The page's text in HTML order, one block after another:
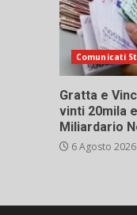
Comunicati
Gratta e
vinti 20mila
Miliardario
6 Agosto 2026